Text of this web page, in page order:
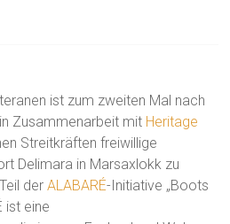
ist zum zweiten Mal nach
Zusammenarbeit mit Heritage
Streitkräften freiwillige
Delimara in Marsaxlokk zu
derALABARÉ-Initiative „Boots
ist eine